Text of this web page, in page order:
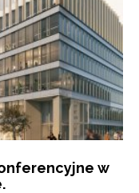
w